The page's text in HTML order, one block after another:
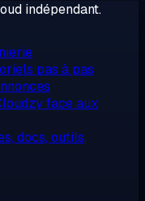
indépendant.
pas à pas
face aux
docs, outils,